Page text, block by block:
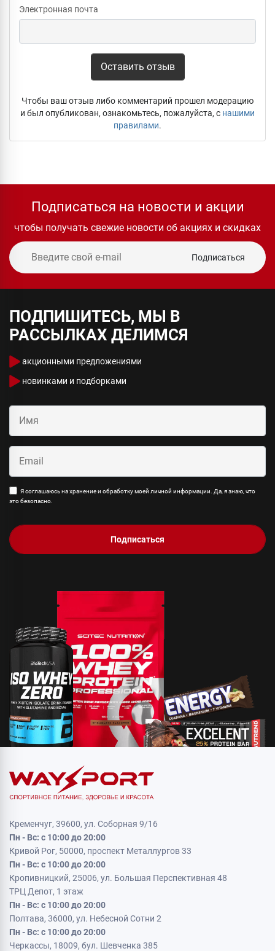
Электронная почта
Оставить отзыв
Чтобы ваш отзыв либо комментарий прошел модерацию
и был опубликован, ознакомьтесь, пожалуйста, с нашими
правилами.
Подписаться на новости и акции
чтобы получать свежие новости об акциях и скидках
Подписаться
ПОДПИШИТЕСЬ, МЫ В
РАССЫЛКАХ ДЕЛИМСЯ
акционными предложениями
новинками и подборками
Я соглашаюсь на хранение и обработку моей личной информации. Да, я знаю, что
это безопасно.
Подписаться
Кременчуг, 39600, ул. Соборная 9/16
Пн - Вс: с 10:00 до 20:00
Кривой Рог, 50000, проспект Металлургов 33
Пн - Вс: с 10:00 до 20:00
Кропивницкий, 25006, ул. Большая Перспективная 48
ТРЦ Депот, 1 этаж
Пн - Вс: с 10:00 до 20:00
Полтава, 36000, ул. Небесной Сотни 2
Пн - Вс: с 10:00 до 20:00
Черкассы, 18009, бул. Шевченка 385